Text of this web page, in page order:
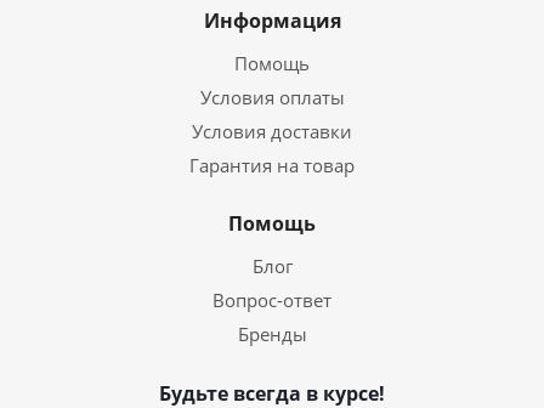
Информация
Помощь
Условия оплаты
Условия доставки
Гарантия на товар
Помощь
Блог
Вопрос-ответ
Бренды
Будьте всегда в курсе!